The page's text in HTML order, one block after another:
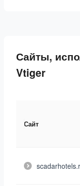
Сайты,
Vtiger
Сайт